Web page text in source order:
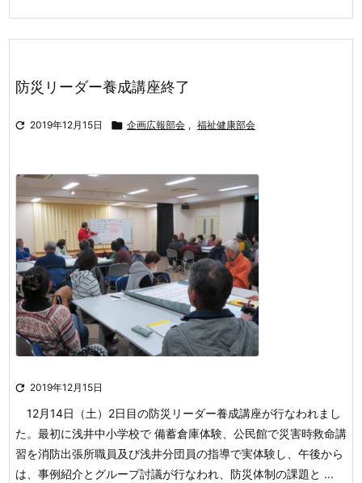
防災リーダー養成講座終了
 2019年12月15日  企画広報部会 , 福祉健康部会
 2019年12月15日
12月14日（土）2日目の防災リーダー養成講座が行なわれまし
た。最初に浅井中小学校で 備蓄倉庫体験、公民館で災害時救命講
習を消防出張所職員及び浅井分団員の指導で実体験し、午後から
は、事例紹介とグループ討議が行なわれ、防災体制の課題と ...